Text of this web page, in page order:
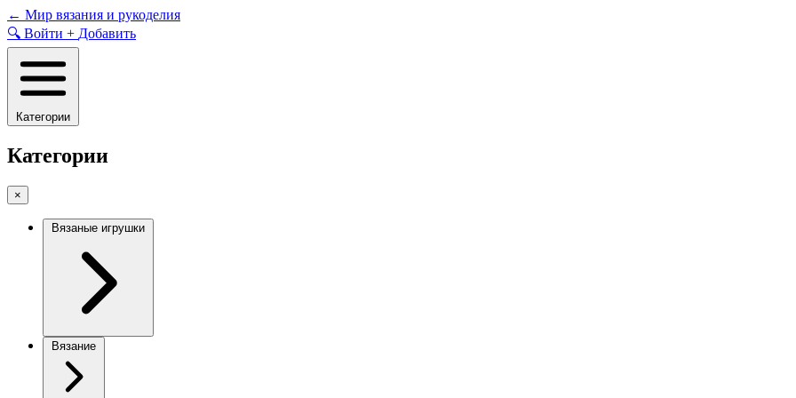
Skip
to
content
← Мир вязания и рукоделия
🔍 Войти + Добавить
Категории
Категории
×
Вязаные игрушки
Вязание